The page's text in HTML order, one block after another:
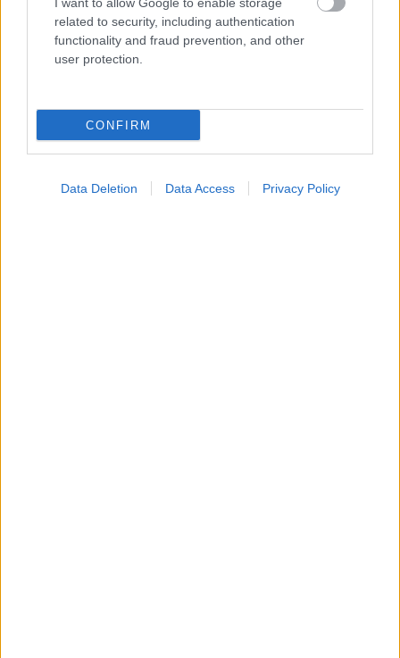
related to security, including authentication
functionality and fraud prevention, and other
user protection.
CONFIRM
Data Deletion Data Access Privacy Policy